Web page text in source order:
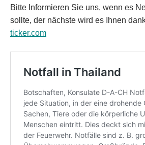
Bitte Informieren Sie uns, wenn es
sollte, der nächste wird es Ihnen
ticker.com